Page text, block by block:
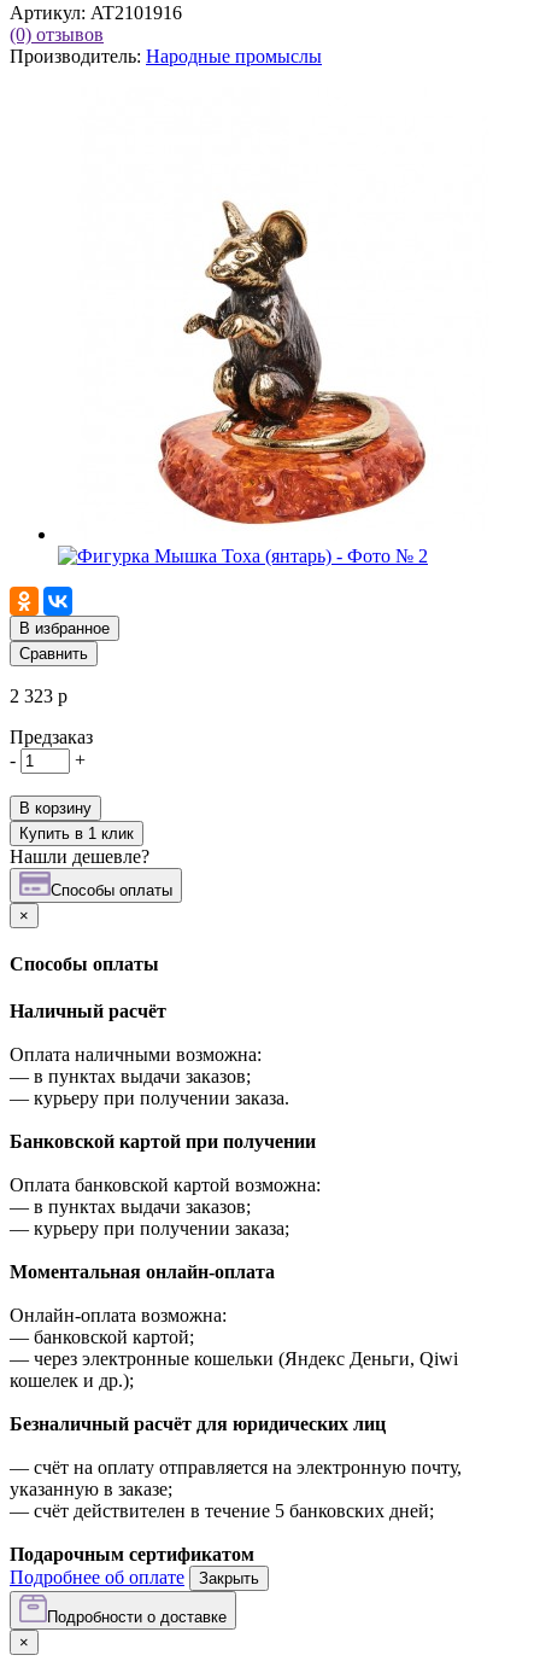
Артикул: AT2101916
(0) отзывов
Производитель: Народные промыслы
В избранное
Сравнить
2 323 р
Предзаказ
-
+
В корзину
Купить в 1 клик
Нашли дешевле?
Cпособы оплаты
×
Cпособы оплаты
Наличный расчёт
Оплата наличными возможна:
— в пунктах выдачи заказов;
— курьеру при получении заказа.
Банковской картой при получении
Оплата банковской картой возможна:
— в пунктах выдачи заказов;
— курьеру при получении заказа;
Моментальная онлайн-оплата
Онлайн-оплата возможна:
— банковской картой;
— через электронные кошельки (Яндекс Деньги, Qiwi
кошелек и др.);
Безналичный расчёт для юридических лиц
— счёт на оплату отправляется на электронную почту,
указанную в заказе;
— счёт действителен в течение 5 банковских дней;
Подарочным сертификатом
Подробнее об оплате
Закрыть
Подробности о доставке
×